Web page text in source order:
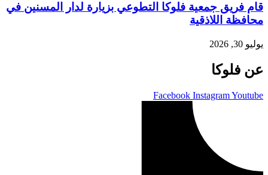
قام فريق جمعية فلوكا التطوعي بزيارة لدار المسنين في
محافظة اللاذقية
يوليو 30, 2026
عن فلوكا
Facebook InstagramYoutube